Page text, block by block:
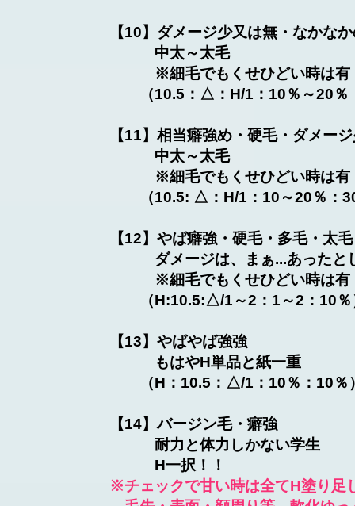
【10】ダメージ少又は無・なかな
中太～太毛
※細毛でもくせひどい時は
（10.5：△：H/1：10％～20％
【11】相当癖強め・硬毛・ダメー
中太～太毛
※細毛でもくせひどい時は
（10.5: △：H/1：10～20％：
【12】やば癖強・硬毛・多毛・太毛
ダメージは、まぁ...あったと
※細毛でもくせひどい
（H:10.5:△/1～2：1～2：10％
【13】やばやば強強
もはやH単品と紙一
（H：10.5：△/1：10％：10％
【14】バージン毛・癖強
耐力と体力しかない
H一択！！
※チェックで甘い時は全てH塗り足